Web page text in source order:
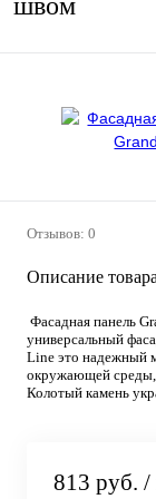
Отзывов: 0
Описание
Фасадная панель
универсальный
Line это надежный
окружающей среды,
Колотый камень
813 руб. /